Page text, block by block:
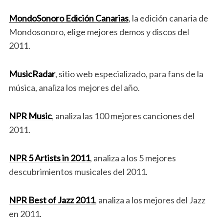
MondoSonoro Edición Canarias, la edición canaria de
Mondosonoro, elige mejores demos y discos del
2011.
MusicRadar, sitio web especializado, para fans de la
música, analiza los mejores del año.
NPR Music, analiza las 100 mejores canciones del
2011.
NPR 5 Artists in 2011, analiza a los 5 mejores
descubrimientos musicales del 2011.
NPR Best of Jazz 2011, analiza a los mejores del Jazz
en 2011.